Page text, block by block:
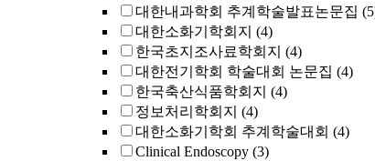
대한내과학회 추계학술발표논문집
대한소화기학회지 (4)
한국초지조사료학회지 (4)
대한전기학회 학술대회 논문집 (4)
한국축산식품학회지 (4)
정보처리학회지 (4)
대한소화기학회 추계학술대회 (4)
Clinical Endoscopy (3)